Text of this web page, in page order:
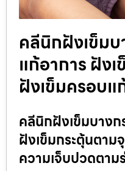
คลีนิกฝังเข็มบ
แก้อาการ ฝัง
ฝังเข็มครอบแ
คลีนิกฝังเข็มบางก
ฝังเข็มกระตุ้นตาม
ความเจ็บปวดตาม